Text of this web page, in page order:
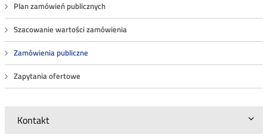
Plan zamówień publicznych
Szacowanie wartości zamówienia
Zamówienia publiczne
Zapytania ofertowe
Kontakt